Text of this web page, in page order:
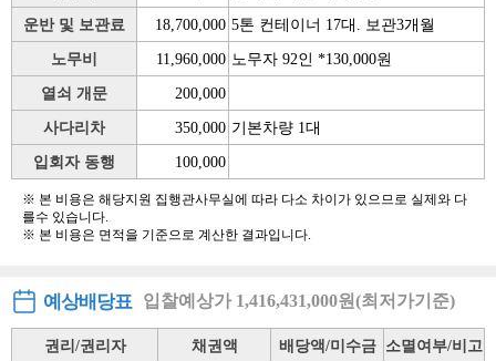
운반 및 보관료
18,700,000 5톤 컨테이너 17대. 보관3개월
노무비
11,960,000 노무자 92인 *130,000원
열쇠 개문
200,000
사다리차
350,000 기본차량 1대
입회자 동행
100,000
※ 본 비용은 해당지원 집행관사무실에 따라 다소 차이가 있으므로 실제와 다
를수 있습니다.
※ 본 비용은 면적을 기준으로 계산한 결과입니다.
예상배당표 입찰예상가 1,416,431,000원(최저가기준)
권리/권리자 채권액 배당액/미수금 소멸여부/비고